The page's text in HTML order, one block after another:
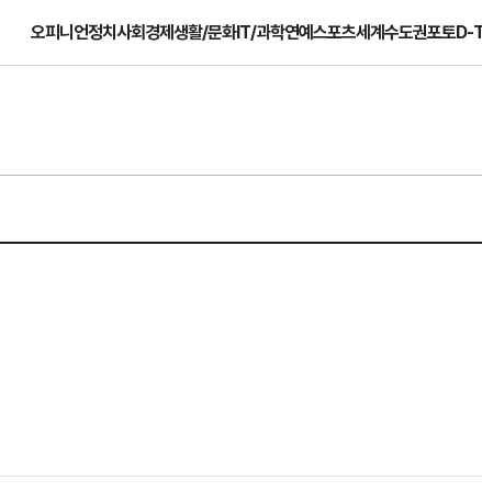
오피니언정치사회경제생활/문화IT/과학연예스포츠세계수도권포토D-